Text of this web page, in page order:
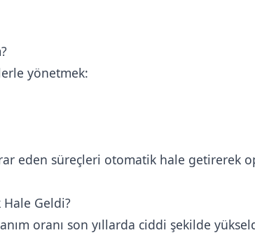
yönetmek:
eden süreçleri otomatik hale getirerek
Geldi?
oranı son yıllarda ciddi şekilde